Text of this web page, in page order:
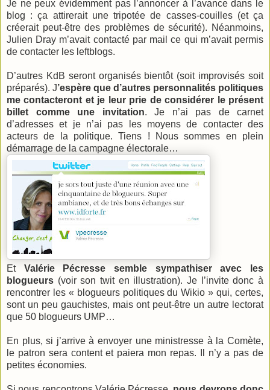
Je ne peux évidemment pas l’annoncer à l’avance dans le
blog : ça attirerait une tripotée de casses-couilles (et ça
créerait peut-être des problèmes de sécurité). Néanmoins,
Julien Dray m’avait contacté par mail ce qui m’avait permis
de contacter les leftblogs.
D’autres KdB seront organisés bientôt (soit improvisés soit
préparés). J’espère que d’autres personnalités politiques
me contacteront et je leur prie de considérer le présent
billet comme une invitation. Je n’ai pas de carnet
d’adresses et je n’ai pas les moyens de contacter des
acteurs de la politique. Tiens ! Nous sommes en plein
démarrage de la campagne électorale…
EtValérie Pécresse semble sympathiser avec les
blogueurs (voir son twit en illustration). Je l’invite donc à
rencontrer les « blogueurs politiques du Wikio » qui, certes,
sont un peu gauchistes, mais ont peut-être un autre lectorat
que 50 blogueurs UMP…
En plus, si j’arrive à envoyer une ministresse à la Comète,
le patron sera content et paiera mon repas. Il n’y a pas de
petites économies.